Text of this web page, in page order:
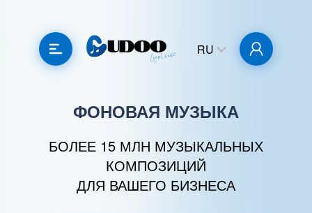
RU
ФОНОВАЯ МУЗЫКА
БОЛЕЕ 15 МЛН МУЗЫКАЛЬНЫХ
КОМПОЗИЦИЙ
ДЛЯ ВАШЕГО БИЗНЕСА